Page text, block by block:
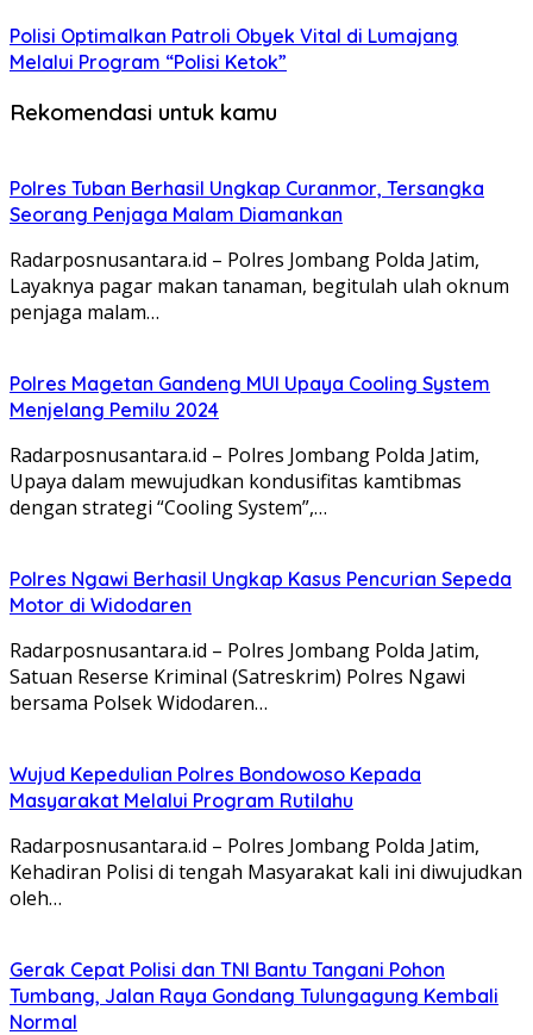
Polisi Optimalkan Patroli Obyek Vital di Lumajang
Melalui Program “Polisi Ketok”
Rekomendasi untuk kamu
Polres Tuban Berhasil Ungkap Curanmor, Tersangka
Seorang Penjaga Malam Diamankan
Radarposnusantara.id – Polres Jombang Polda Jatim,
Layaknya pagar makan tanaman, begitulah ulah oknum
penjaga malam…
Polres Magetan Gandeng MUI Upaya Cooling System
Menjelang Pemilu 2024
Radarposnusantara.id – Polres Jombang Polda Jatim,
Upaya dalam mewujudkan kondusifitas kamtibmas
dengan strategi “Cooling System”,…
Polres Ngawi Berhasil Ungkap Kasus Pencurian Sepeda
Motor di Widodaren
Radarposnusantara.id – Polres Jombang Polda Jatim,
Satuan Reserse Kriminal (Satreskrim) Polres Ngawi
bersama Polsek Widodaren…
Wujud Kepedulian Polres Bondowoso Kepada
Masyarakat Melalui Program Rutilahu
Radarposnusantara.id – Polres Jombang Polda Jatim,
Kehadiran Polisi di tengah Masyarakat kali ini diwujudkan
oleh…
Gerak Cepat Polisi dan TNI Bantu Tangani Pohon
Tumbang, Jalan Raya Gondang Tulungagung Kembali
Normal